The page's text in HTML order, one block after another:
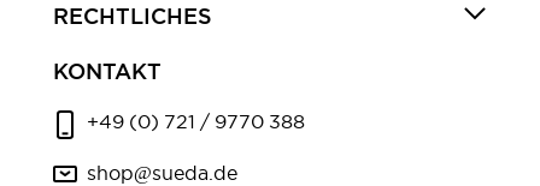
RECHTLICHES
KONTAKT
+49 (0) 721 / 9770 388
shop@sueda.de